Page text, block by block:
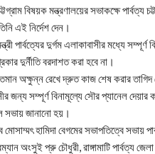
বিষয়ক মন্ত্রণালয়ের সভাকক্ষে
এই নির্দেশ দেন।
পার্বত্যের দুর্গম এলাকাবাসীর মধ্যে
দুর্নীতি বরদাশত করা হবে না।
অক্ষুন্ন রেখে দ্রুত কাজ শেষ করার তাগিদ
জন্য সম্পূর্ণ বিনামূল্যে সৌর প্যানেল
সভায় জানানো হয়।
মোসাম্মৎ হামিদা বেগমের সভাপতিত্বে সভায়
অংসুই প্রু চৌধুরী, রাঙ্গামাটি পার্বত্য